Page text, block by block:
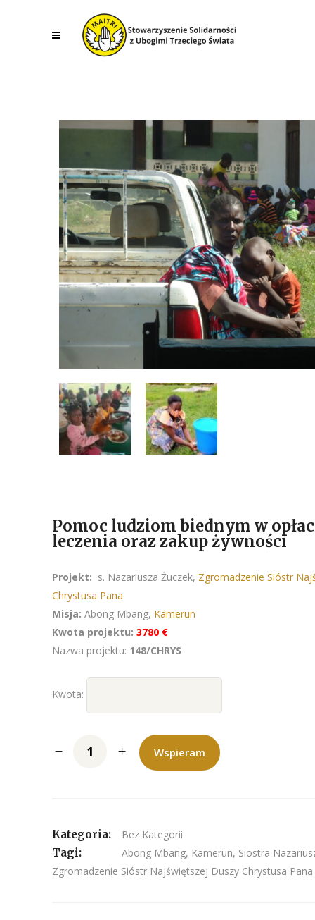
Pomoc ludziom biednym w
leczenia oraz zakup żywności
Projekt: s. Nazariusza Żuczek, Zgromadzenie Sióstr
Chrystusa Pana
Misja: Abong Mbang, Kamerun
Kwota projektu: 3780 €
Nazwa projektu: 148/CHRYS
Kwota:
Wspieram
Kategoria:
Bez Kategorii
Tagi:
Abong Mbang, Kamerun, Siostra
Zgromadzenie Sióstr Najświętszej Duszy Chrystusa Pana